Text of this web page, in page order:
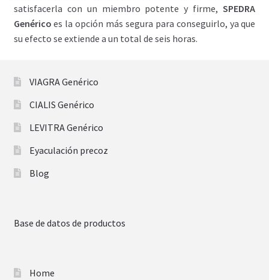
satisfacerla con un miembro potente y firme,SPEDRA
Genérico es la opción más segura para conseguirlo, ya que
su efecto se extiende a un total de seis horas.
VIAGRA Genérico
CIALIS Genérico
LEVITRA Genérico
Eyaculación precoz
Blog
Base de datos de productos
Home